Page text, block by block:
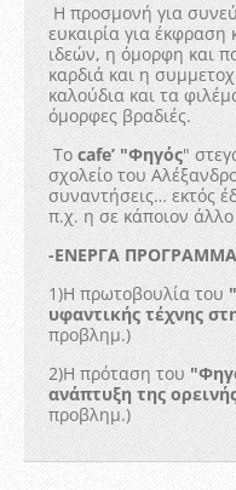
Η προσμονή για
ευκαιρία για
ιδεών, η όμορφη και
καρδιά και η
καλούδια και τα
όμορφες βραδιές.
Το cafe’ "Φηγός"
σχολείο του
συναντήσεις… εκτός
π.χ. η σε κάποιον
-ΕΝΕΡΓΑ
1)Η πρωτοβουλία του
υφαντικής τέχνης
προβλημ.)
2)Η πρόταση του
ανάπτυξη της
προβλημ.)